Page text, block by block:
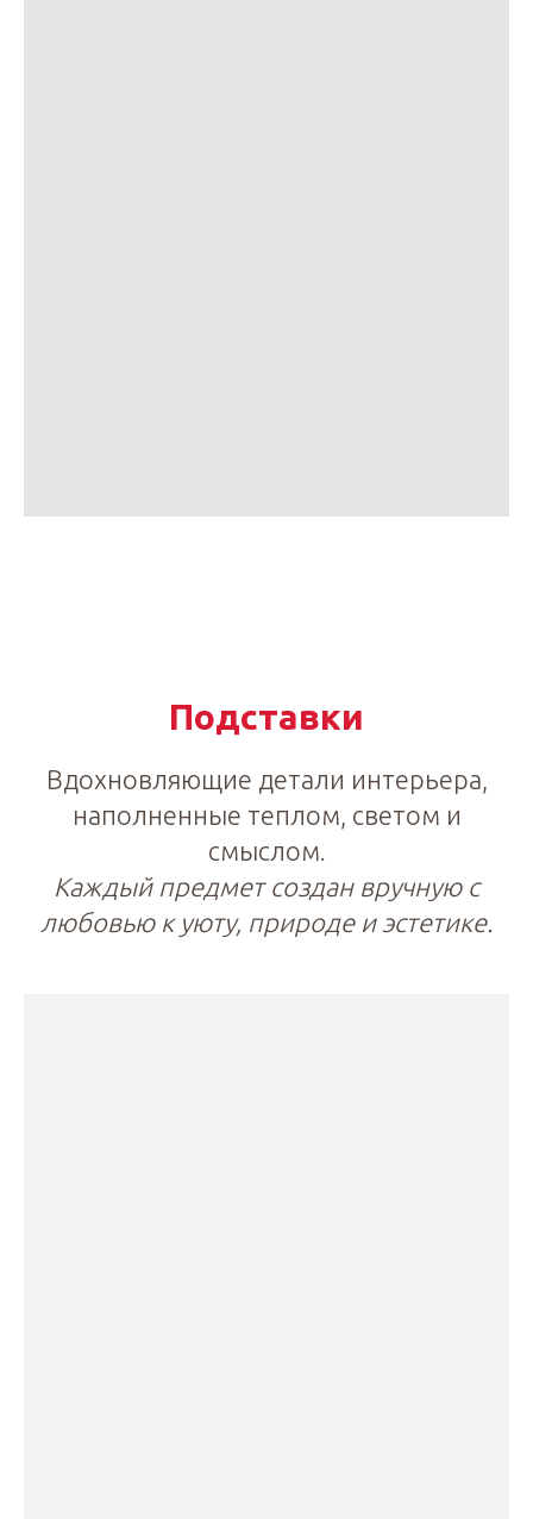
Подставки
Вдохновляющие детали интерьера,
наполненные теплом, светом и
смыслом.
Каждый предмет создан вручную с
любовью к уюту, природе и эстетике.